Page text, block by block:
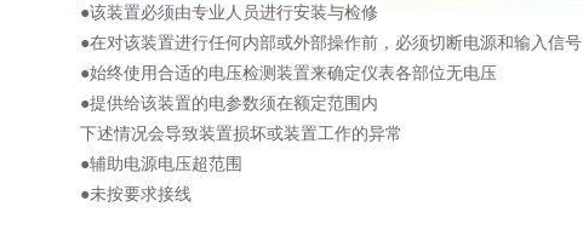
●该装置必须由专业人员进行安装与检修
●在对该装置进行任何内部或外部操作前，必须切断电源和输入信号
●始终使用合适的电压检测装置来确定仪表各部位无电压
●提供给该装置的电参数须在额定范围内
下述情况会导致装置损坏或装置工作的异常
●辅助电源电压超范围
●未按要求接线